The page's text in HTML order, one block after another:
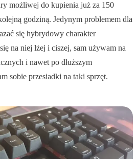
możliwej do kupienia już za 150
godziną. Jedynym problemem dla
się hybrydowy charakter
na niej lżej i ciszej, sam używam na
i nawet po dłuższym
sobie przesiadki na taki sprzęt.